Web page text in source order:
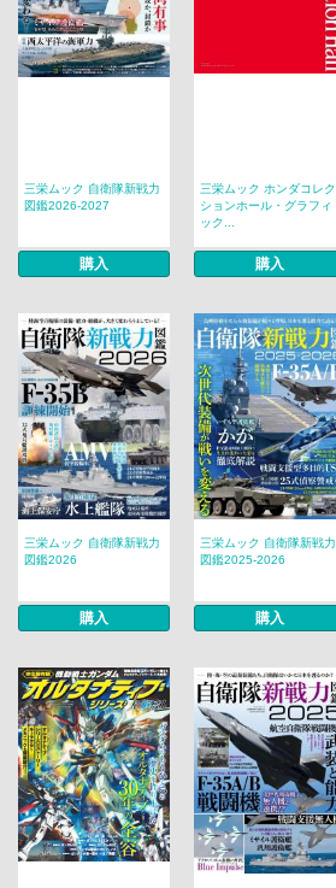
三栄ムック 自衛隊新戦力
図鑑2026-2027
購入
三栄ムック ホンダコレク
ションホール・グラフィ
ック...
購入
三栄ムック 自衛隊新戦力
図鑑2026
購入
三栄ムック 自衛隊新戦力
図鑑2025-2026
購入